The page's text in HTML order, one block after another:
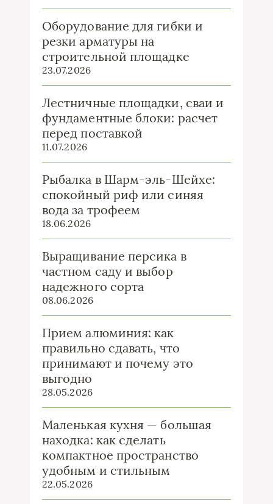
Оборудование для гибки и
резки арматуры на
строительной площадке
23.07.2026
Лестничные площадки, сваи и
фундаментные блоки: расчет
перед поставкой
11.07.2026
Рыбалка в Шарм-эль-Шейхе:
спокойный риф или синяя
вода за трофеем
18.06.2026
Выращивание персика в
частном саду и выбор
надежного сорта
08.06.2026
Прием алюминия: как
правильно сдавать, что
принимают и почему это
выгодно
28.05.2026
Маленькая кухня — большая
находка: как сделать
компактное пространство
удобным и стильным
22.05.2026